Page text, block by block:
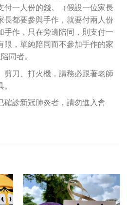
付一人份的錢。（假設一位家長
長都要參與手作，就要付兩人份
手作，只在旁邊陪同，則支付一
限，單純陪同而不參加手作的家
同者。
剪刀、打火機，請務必跟著老師
確診新冠肺炎者，請勿進入會